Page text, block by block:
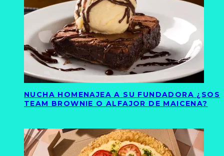
NUCHA HOMENAJEA A SU FUNDADORA ¿SOS
TEAM BROWNIE O ALFAJOR DE MAICENA?